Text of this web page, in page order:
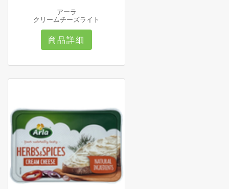
アーラ
クリームチーズライト
商品詳細